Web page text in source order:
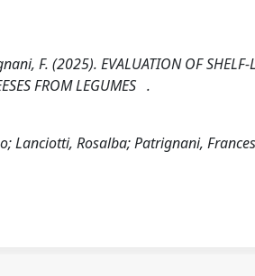
F. (2025). EVALUATION OF SHELF-
FROM LEGUMES .
Lanciotti, Rosalba; Patrignani,